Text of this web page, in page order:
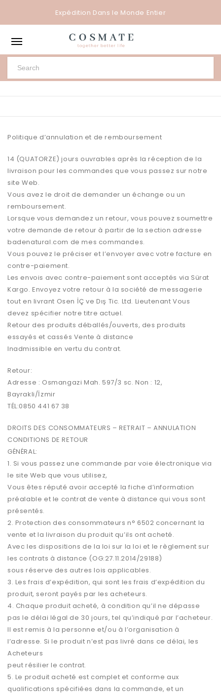
Expédition Dans le Monde Entier
Politique d’annulation et de remboursement
14 (QUATORZE) jours ouvrables après la réception de la
livraison pour les commandes que vous passez sur notre
site Web.
Vous avez le droit de demander un échange ou un
remboursement.
Lorsque vous demandez un retour, vous pouvez soumettre
votre demande de retour à partir de la section adresse
badenatural.com de mes commandes.
Vous pouvez le préciser et l’envoyer avec votre facture en
contre-paiement.
Les envois avec contre-paiement sont acceptés via Sürat
Kargo. Envoyez votre retour à la société de messagerie
tout en livrant Osen İÇ ve Dış Tic. Ltd. Lieutenant Vous
devez spécifier notre titre actuel.
Retour des produits déballés/ouverts, des produits
essayés et cassés Vente à distance
Inadmissible en vertu du contrat.
Retour:
Adresse : Osmangazi Mah. 597/3 sc. Non : 12,
Bayrakli/İzmir
TÉL:0850 441 67 38
DROITS DES CONSOMMATEURS – RETRAIT – ANNULATION
CONDITIONS DE RETOUR
GÉNÉRAL:
1. Si vous passez une commande par voie électronique via
le site Web que vous utilisez,
Vous êtes réputé avoir accepté la fiche d’information
préalable et le contrat de vente à distance qui vous sont
présentés.
2. Protection des consommateurs n° 6502 concernant la
vente et la livraison du produit qu’ils ont acheté.
Avec les dispositions de la loi sur la loi et le règlement sur
les contrats à distance (OG:27.11.2014/29188)
sous réserve des autres lois applicables.
3. Les frais d’expédition, qui sont les frais d’expédition du
produit, seront payés par les acheteurs.
4. Chaque produit acheté, à condition qu’il ne dépasse
pas le délai légal de 30 jours, tel qu’indiqué par l’acheteur.
Il est remis à la personne et/ou à l’organisation à
l’adresse. Si le produit n’est pas livré dans ce délai, les
Acheteurs
peut résilier le contrat.
5. Le produit acheté est complet et conforme aux
qualifications spécifiées dans la commande, et un